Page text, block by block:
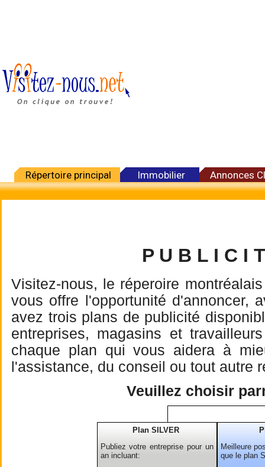
Répertoire principal Immobilier Annonces
P U B L I C I
Visitez-nous, le réperoire
vous offre l'opportunité d'annoncer,
avez trois plans de publicité
entreprises, magasins et
chaque plan qui vous aidera à
l'assistance, du conseil ou tout autre
Veuillez choisir
Plan SILVER
Publiez votre entreprise pour un
an incluant:
Meilleure
que le plan